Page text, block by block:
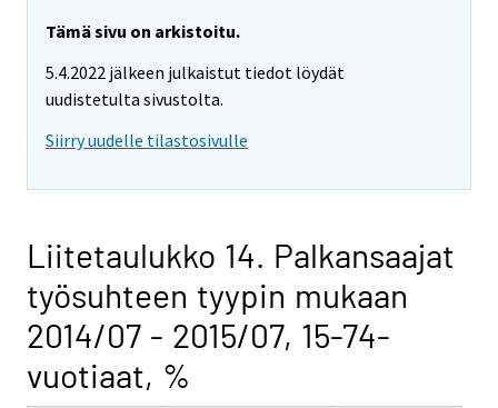
Tämä sivu on arkistoitu.
5.4.2022 jälkeen julkaistut tiedot löydät
uudistetulta sivustolta.
Siirry uudelle tilastosivulle
Liitetaulukko 14. Palkansaajat
työsuhteen tyypin mukaan
2014/07 - 2015/07, 15-74-
vuotiaat, %